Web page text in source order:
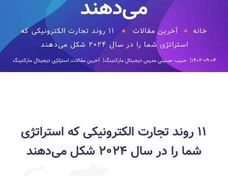
می‌دهند
خانه آخرین مقالات
۱۱ روند تجارت الکترونیکی که
استراتژی شما را در سال ۲۰۲۴ شکل می‌دهند
۱۴۰۲-۰۹-۰۴ حبیب حسینیمدرس دیجیتال مارکتینگ آخرین مقالات,استراتژی دیجیتال مارکتینگ
۱۱ روند تجارت الکترونیکی که استراتژی
شما را در سال ۲۰۲۴ شکل می‌دهند